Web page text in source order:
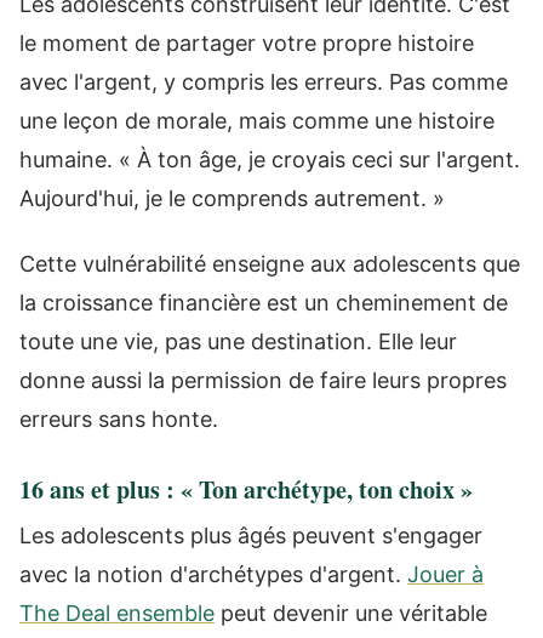
le moment de partager votre propre histoire
avec l'argent, y compris les erreurs. Pas comme
une leçon de morale, mais comme une histoire
humaine. « À ton âge, je croyais ceci sur l'argent.
Aujourd'hui, je le comprends autrement. »
Cette vulnérabilité enseigne aux adolescents que
la croissance financière est un cheminement de
toute une vie, pas une destination. Elle leur
donne aussi la permission de faire leurs propres
erreurs sans honte.
16 ans et plus : « Ton archétype, ton choix »
Les adolescents plus âgés peuvent s'engager
avec la notion d'archétypes d'argent. Jouer à
The Deal ensemble peut devenir une véritable